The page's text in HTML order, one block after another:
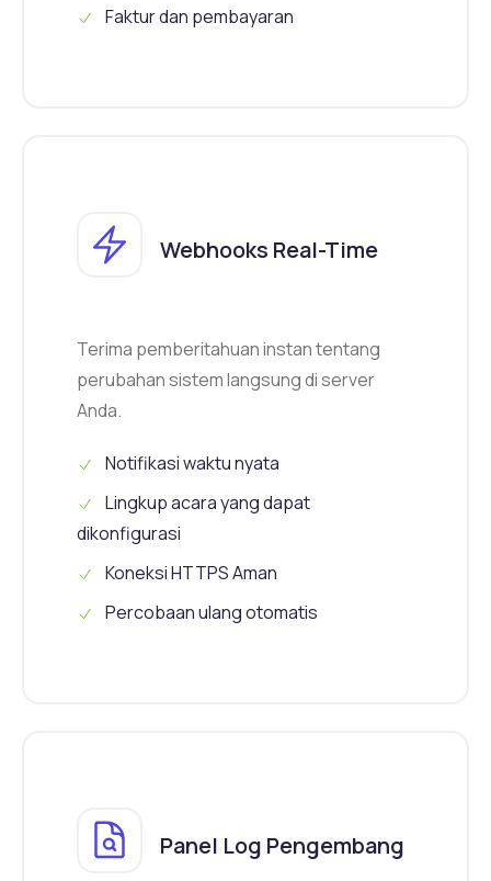
Faktur dan pembayaran
Webhooks Real-Time
Terima pemberitahuan instan tentang
perubahan sistem langsung di server
Anda.
Notifikasi waktu nyata
Lingkup acara yang dapat
dikonfigurasi
Koneksi HTTPS Aman
Percobaan ulang otomatis
Panel Log Pengembang